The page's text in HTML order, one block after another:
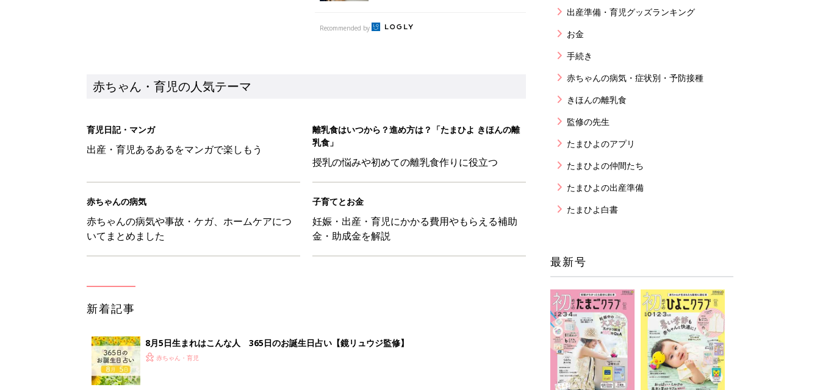
Recommended by
赤ちゃん・育児の人気テーマ
育児日記・マンガ
出産・育児あるあるをマンガで楽しもう
離乳食はいつから？進め方は？「たまひよ きほんの離
乳食」
授乳の悩みや初めての離乳食作りに役立つ
赤ちゃんの病気
赤ちゃんの病気や事故・ケガ、ホームケアにつ
いてまとめました
子育てとお金
妊娠・出産・育児にかかる費用やもらえる補助
金・助成金を解説
新着記事
8月5日生まれはこんな人 365日のお誕生日占い【鏡リュウジ監修】
赤ちゃん・育児
出産準備・育児グッズランキング
お金
手続き
赤ちゃんの病気・症状別・予防接種
きほんの離乳食
監修の先生
たまひよのアプリ
たまひよの仲間たち
たまひよの出産準備
たまひよ白書
最新号